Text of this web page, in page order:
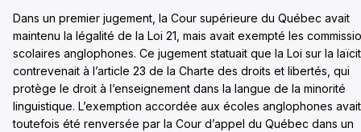
Dans un premier jugement, la Cour supérieure du Québec avait
maintenu la légalité de la Loi 21, mais avait exempté les
scolaires anglophones. Ce jugement statuait que la Loi sur la
contrevenait à l’article 23 de la Charte des droits et libertés, qui
protège le droit à l’enseignement dans la langue de la minorité
linguistique. L’exemption accordée aux écoles anglophones avait
toutefois été renversée par la Cour d’appel du Québec dans un